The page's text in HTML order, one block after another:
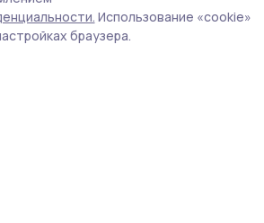
Использование «cookie»
браузера.